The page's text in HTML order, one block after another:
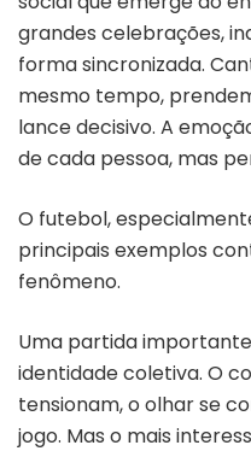
grandes celebrações,
forma sincronizada.
mesmo tempo,
lance decisivo. A
de cada pessoa, mas
O futebol,
principais exemplos
fenômeno.
Uma partida
identidade coletiva. O
tensionam, o olhar se
jogo. Mas o mais